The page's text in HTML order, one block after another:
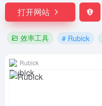
打开网站
效率工具 # Rubick
Rubick